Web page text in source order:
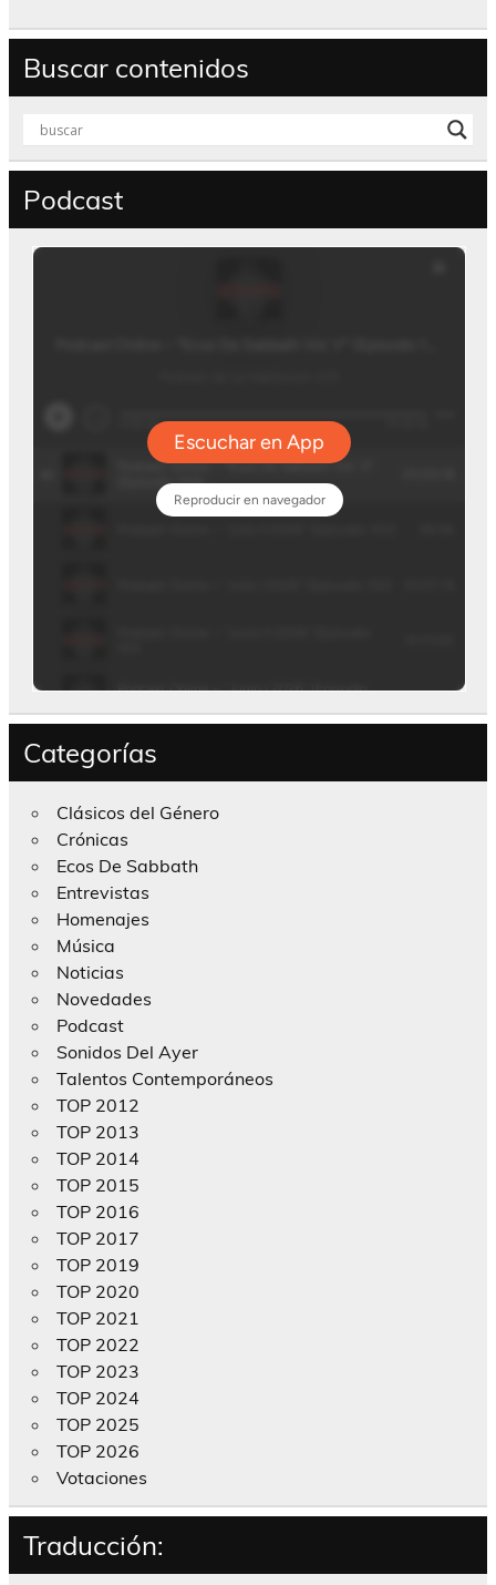
Buscar contenidos
Podcast
Categorías
Clásicos del Género
Crónicas
Ecos De Sabbath
Entrevistas
Homenajes
Música
Noticias
Novedades
Podcast
Sonidos Del Ayer
Talentos Contemporáneos
TOP 2012
TOP 2013
TOP 2014
TOP 2015
TOP 2016
TOP 2017
TOP 2019
TOP 2020
TOP 2021
TOP 2022
TOP 2023
TOP 2024
TOP 2025
TOP 2026
Votaciones
Traducción: